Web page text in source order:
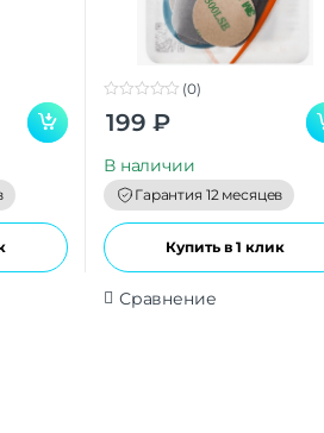
o
(0)
199 ₽
В наличии
Гарантия 12 месяцев
Купить в 1 клик
Сравнение